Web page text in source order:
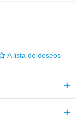
A lista de deseos